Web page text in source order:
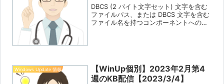
DBCS (2 バイト文字セット) 文字を含む
ファイルパス、または DBCS 文字を含む
ファイル名を持つコンポーネントへの参
Windows Update 情報
【WinUp個別】2023年2月第4
週のKB配信【2023/3/4】